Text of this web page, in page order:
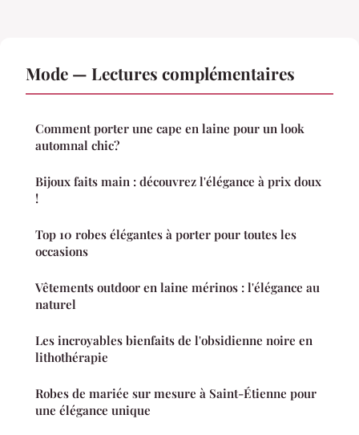
Mode — Lectures complémentaires
Comment porter une cape en laine pour un look
automnal chic?
Bijoux faits main : découvrez l'élégance à prix doux
!
Top 10 robes élégantes à porter pour toutes les
occasions
Vêtements outdoor en laine mérinos : l'élégance au
naturel
Les incroyables bienfaits de l'obsidienne noire en
lithothérapie
Robes de mariée sur mesure à Saint-Étienne pour
une élégance unique